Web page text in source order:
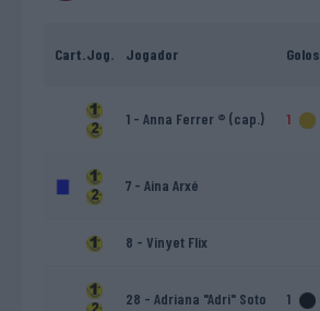
Cart.Jog. Jogador Golos
1 - Anna Ferrer ® (cap.) 1
7 - Aina Arxé
8 - Vinyet Flix
28 - Adriana "Adri" Soto 1